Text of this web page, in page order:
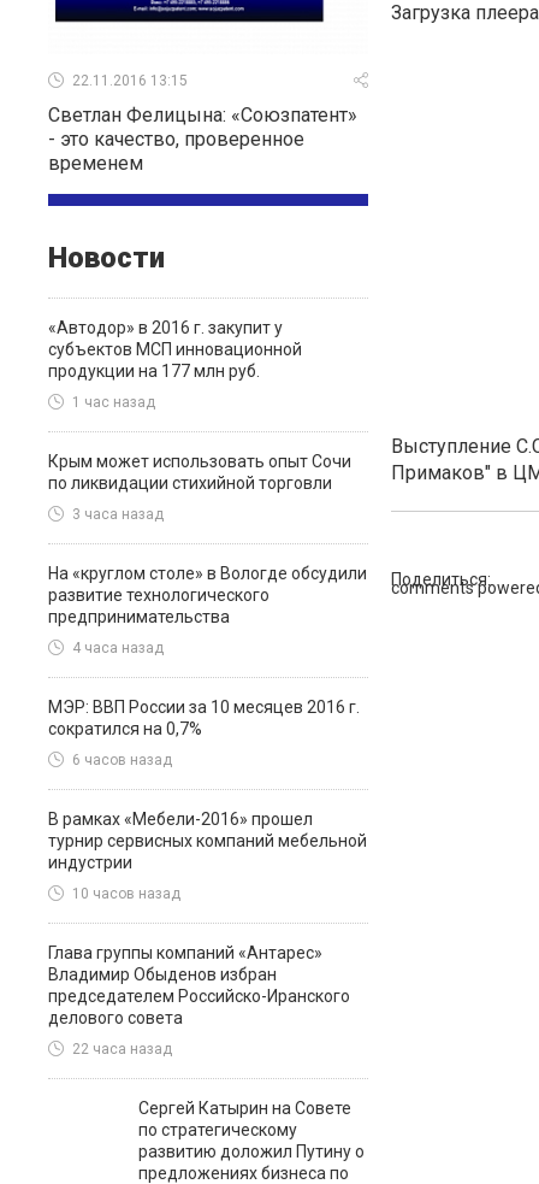
22.11.2016 13:15
Светлан Фелицына: «Союзпатент»
- это качество, проверенное
временем
Новости
«Автодор» в 2016 г. закупит у
субъектов МСП инновационной
продукции на 177 млн руб.
1 час назад
Крым может использовать опыт Сочи
по ликвидации стихийной торговли
3 часа назад
На «круглом столе» в Вологде обсудили
развитие технологического
предпринимательства
4 часа назад
МЭР: ВВП России за 10 месяцев 2016 г.
сократился на 0,7%
6 часов назад
В рамках «Мебели-2016» прошел
турнир сервисных компаний мебельной
индустрии
10 часов назад
Глава группы компаний «Антарес»
Владимир Обыденов избран
председателем Российско-Иранского
делового совета
22 часа назад
Сергей Катырин на Совете
по стратегическому
развитию доложил Путину о
предложениях бизнеса по
Загрузка плеера
Выступление
Примаков" в
Поделиться:
comments